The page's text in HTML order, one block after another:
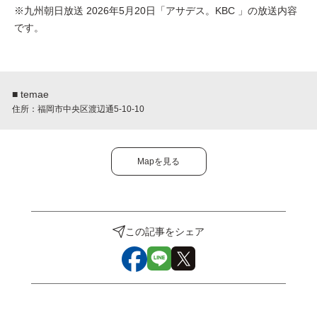
※九州朝日放送 2026年5月20日「アサデス。KBC 」の放送内容
です。
■ temae
住所：福岡市中央区渡辺通5-10-10
Mapを見る
この記事をシェア